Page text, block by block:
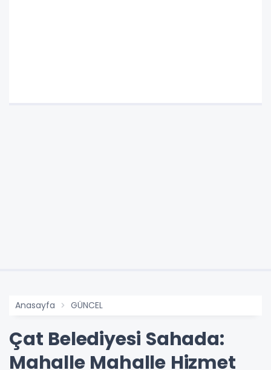
Anasayfa GÜNCEL
Çat Belediyesi Sahada:
Mahalle Mahalle Hizmet